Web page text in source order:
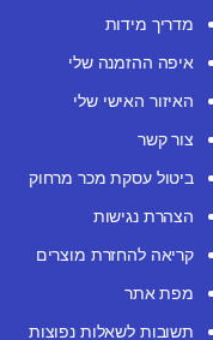
מדריך מידות
איפה ההזמנה שלי
האיזור האישי שלי
צור קשר
ביטול עסקת מכר מרחוק
הצהרת נגישות
קריאה להחזרת מוצרים
מפת אתר
תשובות לשאלות נפוצות